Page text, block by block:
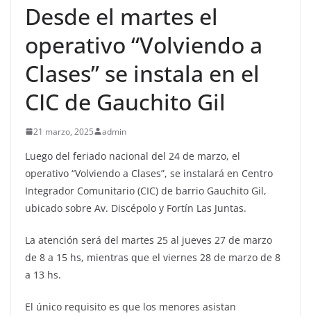
Desde el martes el
operativo “Volviendo a
Clases” se instala en el
CIC de Gauchito Gil
21 marzo, 2025 admin
Luego del feriado nacional del 24 de marzo, el
operativo “Volviendo a Clases”, se instalará en Centro
Integrador Comunitario (CIC) de barrio Gauchito Gil,
ubicado sobre Av. Discépolo y Fortín Las Juntas.
La atención será del martes 25 al jueves 27 de marzo
de 8 a 15 hs, mientras que el viernes 28 de marzo de 8
a 13 hs.
El único requisito es que los menores asistan